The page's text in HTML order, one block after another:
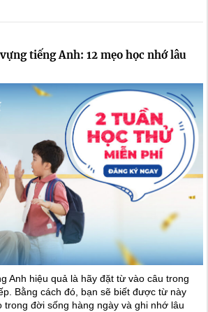
tiếng Anh: 12 mẹo học nhớ lâu
Anh hiệu quả là hãy đặt từ vào câu trong
Bằng cách đó, bạn sẽ biết được từ này
đời sống hàng ngày và ghi nhớ lâu